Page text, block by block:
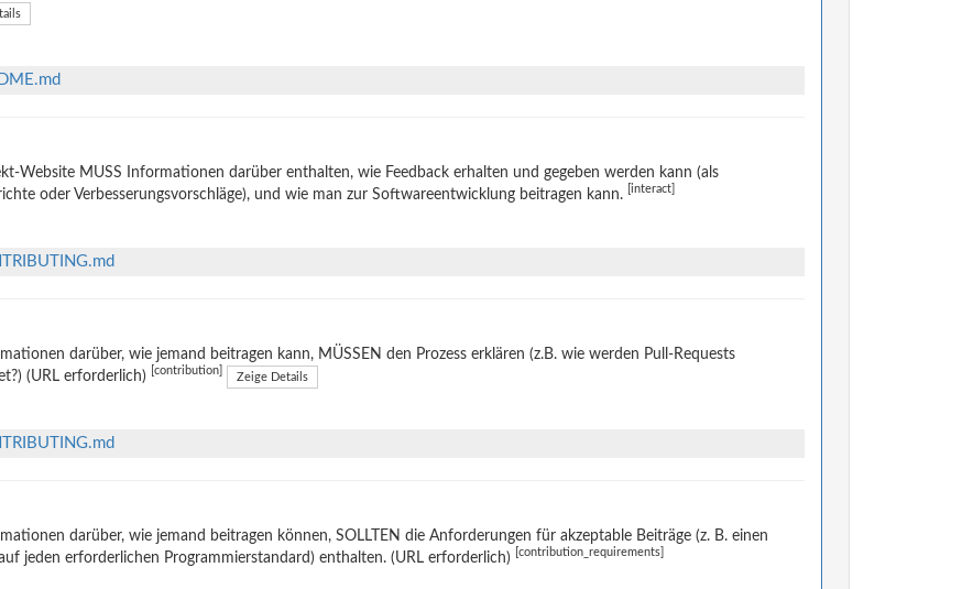
Website MUSS Informationen darüber enthalten, wie Feedback erhalten und gegeben werden kann (als
oder Verbesserungsvorschläge), und wie man zur Softwareentwicklung beitragen kann.
[interact]
darüber, wie jemand beitragen kann, MÜSSEN den Prozess erklären (z.B. wie werden Pull-Requests
(URL erforderlich)
[contribution] Zeige Details
darüber, wie jemand beitragen können, SOLLTEN die Anforderungen für akzeptable Beiträge (z. B. einen
jeden erforderlichen Programmierstandard) enthalten. (URL erforderlich)
[contribution_requirements]